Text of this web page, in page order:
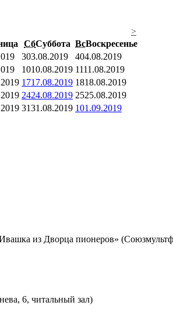
>
СбСуббота ВсВоскресенье
303.08.2019 404.08.2019
1010.08.2019 1111.08.2019
1717.08.2019 1818.08.2019
2424.08.2019 2525.08.2019
3131.08.2019 101.09.2019
из Дворца пионеров»
6, читальный зал)